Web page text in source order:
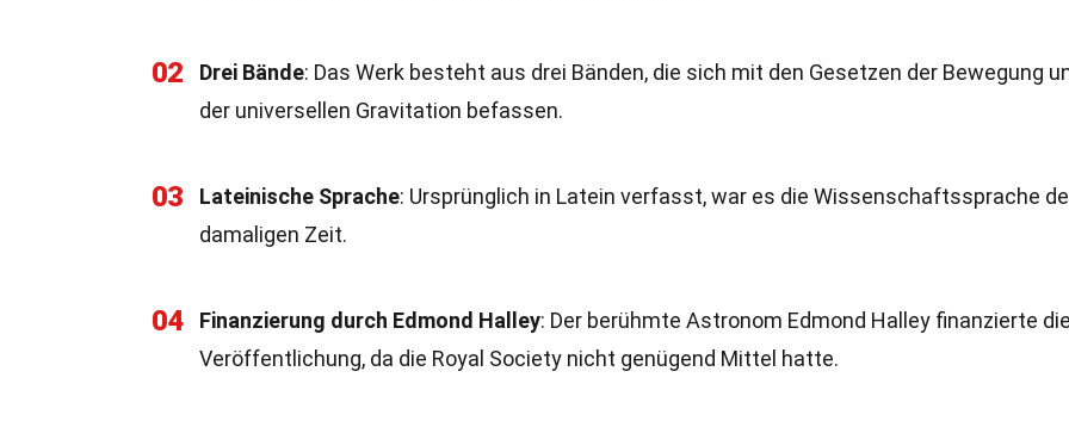
02 Drei Bände: Das Werk besteht aus drei Bänden, die sich mit den Gesetzen der Bewegung
der universellen Gravitation befassen.
03 Lateinische Sprache: Ursprünglich in Latein verfasst, war es die Wissenschaftssprache
damaligen Zeit.
04 Finanzierung durch Edmond Halley: Der berühmte Astronom Edmond Halley finanzierte
Veröffentlichung, da die Royal Society nicht genügend Mittel hatte.